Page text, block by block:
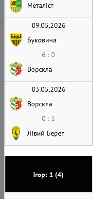
Ігор: 1 (4)
Металіст
09.05.2026
Буковина
6 : 0
Ворскла
03.05.2026
Ворскла
0 : 1
Лівий Берег